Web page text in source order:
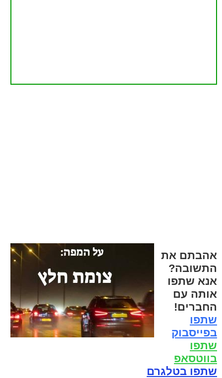
אהבתם את
התשובה?
אנא שתפו
אותה עם
החברים!
שתפו
בפייסבוק
שתפו
בווטסאפ
שתפו בטלגרם